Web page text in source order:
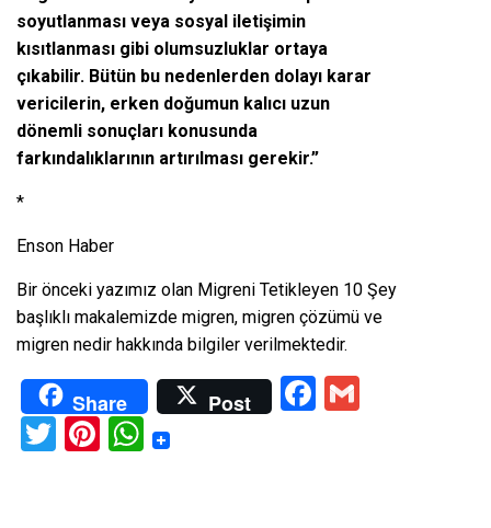
soyutlanması veya sosyal iletişimin
kısıtlanması gibi olumsuzluklar ortaya
çıkabilir. Bütün bu nedenlerden dolayı karar
vericilerin, erken doğumun kalıcı uzun
dönemli sonuçları konusunda
farkındalıklarının artırılması gerekir.”
*
Enson Haber
Bir önceki yazımız olan Migreni Tetikleyen 10 Şey
başlıklı makalemizde migren, migren çözümü ve
migren nedir hakkında bilgiler verilmektedir.
Share Post Facebook
Twitter
Pinterest
WhatsApp